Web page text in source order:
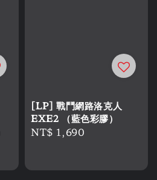
[LP] 戰鬥網路洛克人
EXE2 （藍色彩膠）
Regular
NT$ 1,690